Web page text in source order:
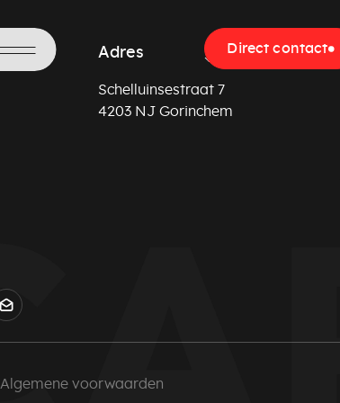
Direct contact
Adres
Schelluinsestraat 7
4203 NJ Gorinchem
Algemene voorwaarden